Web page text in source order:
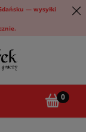
— wysyłki